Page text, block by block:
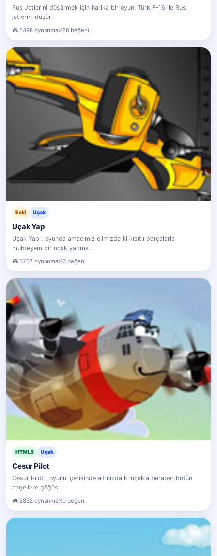
Rus Jetlerini düşürmek için harika bir oyun. Türk F-16 ile Rus
jetlerini düşür .
5498 oynanma%86 beğeni
Eski Uçak
Uçak Yap
Uçak Yap , oyunda amacımız elimizde ki kısıtlı parçalarla
muhteşem bir uçak yapma…
3707 oynanma%0 beğeni
HTML5 Uçak
Cesur Pilot
Cesur Pilot , oyunu içerisinde altınızda ki uçakla beraber bütün
engellere göğüs…
2832 oynanma%0 beğeni